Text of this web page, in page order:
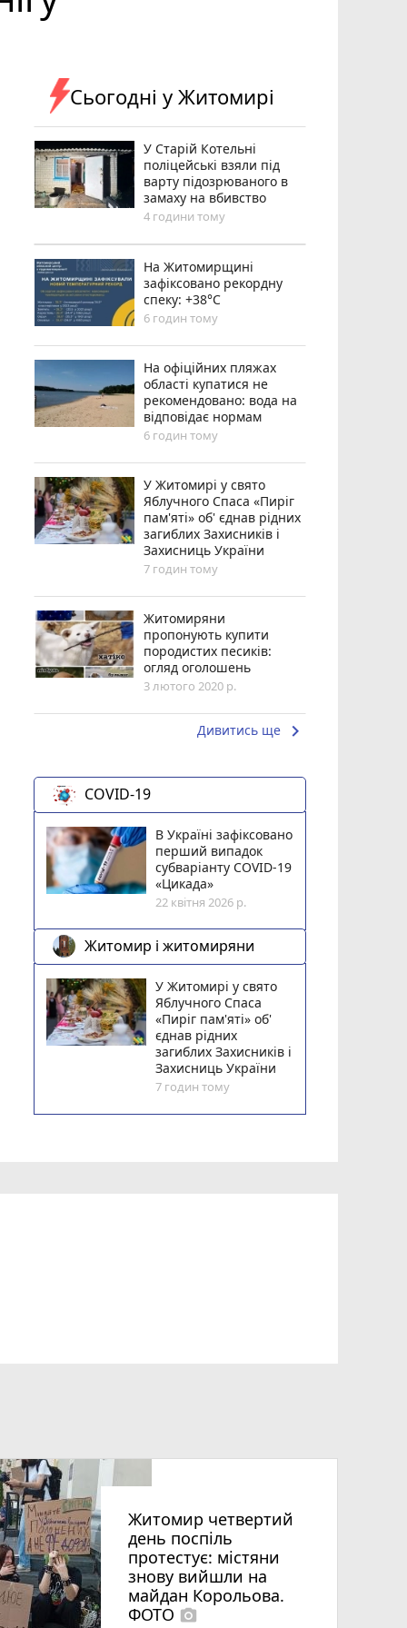
Сьогодні у Житомирі
У Старій Котельні
поліцейські взяли під
варту підозрюваного в
замаху на вбивство
4 години тому
Н️а Житомирщині
зафіксовано рекордну
спеку: +38°C
6 годин тому
На офіційних пляжах
області купатися не
рекомендовано: вода на
відповідає нормам
6 годин тому
У Житомирі у свято
Яблучного Спаса «Пиріг
пам'яті» об' єднав рідних
загиблих Захисників і
Захисниць України
7 годин тому
Житомиряни
пропонують купити
породистих песиків:
огляд оголошень
3 лютого 2020 р.
Дивитись ще keyboard_arrow_right
COVID-19
В Україні зафіксовано
перший випадок
субваріанту COVID-19
«Цикада»
22 квітня 2026 р.
Житомир і житомиряни
У Житомирі у свято
Яблучного Спаса
«Пиріг пам'яті» об'
єднав рідних
загиблих Захисників і
Захисниць України
7 годин тому
Житомир четвертий
день поспіль
протестує: містяни
знову вийшли на
майдан Корольова.
ФОТО photo_camera